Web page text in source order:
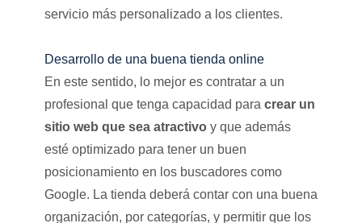
servicio más personalizado a los clientes.
Desarrollo de una buena tienda online
En este sentido, lo mejor es contratar a un
profesional que tenga capacidad para crear un
sitio web que sea atractivoy que además
esté optimizado para tener un buen
posicionamiento en los buscadores como
Google. La tienda deberá contar con una buena
organización, por categorías, y permitir que los